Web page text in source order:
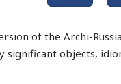
of the Archi-
objects,